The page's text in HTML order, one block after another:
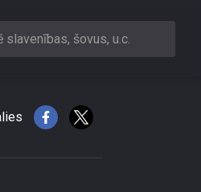
slavenības, šovus, u.c.